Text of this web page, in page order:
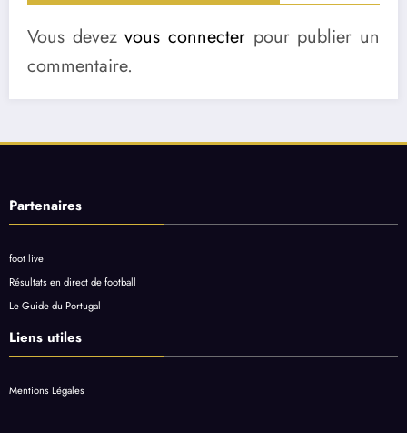
Vous devezvous connecter pour publier un
commentaire.
Partenaires
foot live
Résultats en direct de football
Le Guide du Portugal
Liens utiles
Mentions Légales